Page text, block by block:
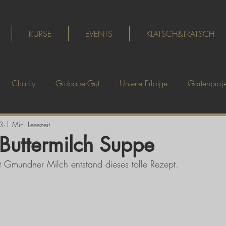
KURSE EVENTS KLATSCH&TRATSCH
Charity GrubauerGut Unsere Erfolge
Suppe
1 Min. Lesezeit
Gmundner Milch entstand dieses tolle Rezept.